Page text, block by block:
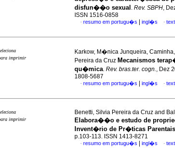
disfun��o sexual . Rev. SBPH,
ISSN 1516-0858
· resumo em portugu�s ingl�s ·
imprimir
Karkow, M�nica Junqueira,
Pereira da Cruz Mecanismos
qu�mica. Rev. bras.ter. cogn., Dez
1808-5687
· resumo em portugu�s ingl�s ·
imprimir
Benetti, Silvia Pereira da Cruz and
Elabora��o e estudo de
Invent�rio de Pr�ticas Parentais
p.103-113. ISSN 1413-8271
· resumo em portugu�s ingl�s ·